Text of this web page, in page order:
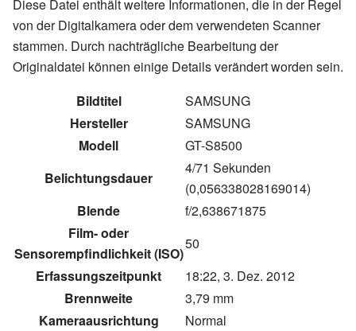
Diese Datei enthält weitere Informationen, die in der Regel
von der Digitalkamera oder dem verwendeten Scanner
stammen. Durch nachträgliche Bearbeitung der
Originaldatei können einige Details verändert worden sein.
Bildtitel
SAMSUNG
Hersteller
SAMSUNG
Modell
GT-S8500
Belichtungsdauer
4/71 Sekunden
(0,056338028169014)
Blende
f/2,638671875
Film- oder
Sensorempfindlichkeit (ISO)
50
Erfassungszeitpunkt
18:22, 3. Dez. 2012
Brennweite
3,79 mm
Kameraausrichtung
Normal